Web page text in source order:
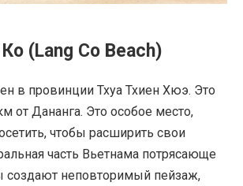
(Lang Co Beach)
в провинции Тхуа Тхиен Хюэ. Это
от Дананга. Это особое место,
чтобы расширить свои
часть Вьетнама потрясающе
создают неповторимый пейзаж,